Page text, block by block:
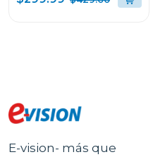
super bass boost RNC9
E-vision- más que